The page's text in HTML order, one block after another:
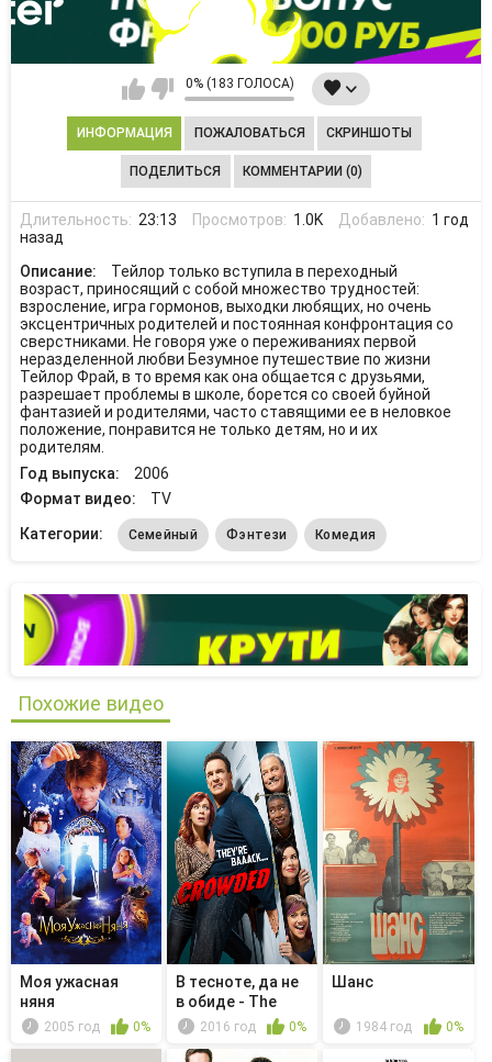
0% (183 ГОЛОСА)
ИНФОРМАЦИЯ ПОЖАЛОВАТЬСЯ СКРИНШОТЫ
ПОДЕЛИТЬСЯ КОММЕНТАРИИ (0)
Длительность: 23:13 Просмотров: 1.0K Добавлено: 1 год
назад
Описание:
Тейлор только вступила в переходный
возраст, приносящий с собой множество трудностей:
взросление, игра гормонов, выходки любящих, но очень
эксцентричных родителей и постоянная конфронтация со
сверстниками. Не говоря уже о переживаниях первой
неразделенной любви Безумное путешествие по жизни
Тейлор Фрай, в то время как она общается с друзьями,
разрешает проблемы в школе, борется со своей буйной
фантазией и родителями, часто ставящими ее в неловкое
положение, понравится не только детям, но и их
родителям.
Год выпуска:
2006
Формат видео:
TV
Категории:
Семейный Фэнтези Комедия
Похожие видео
Моя ужасная
няня
2005 год 0%
В тесноте, да не
в обиде - The
Fixer2016 год 0%
Шанс
1984 год 0%